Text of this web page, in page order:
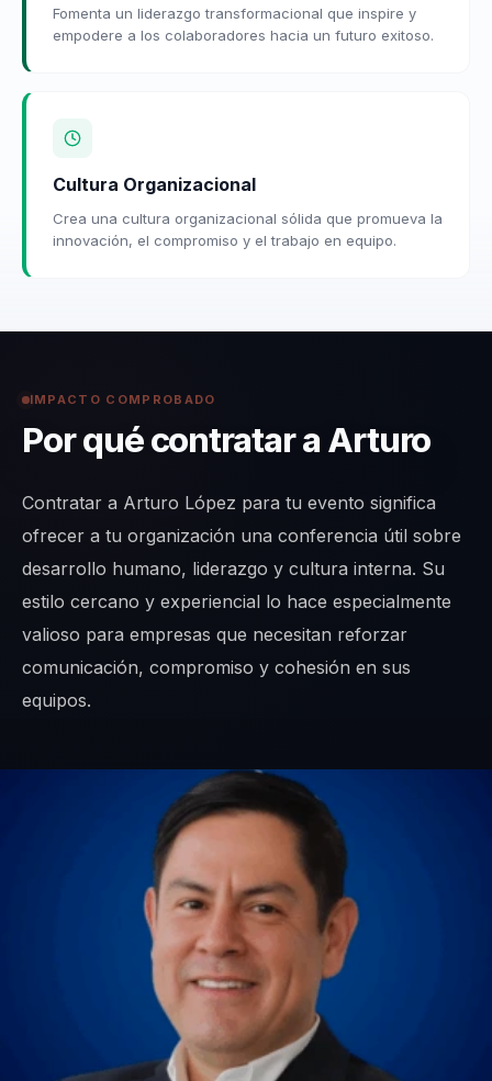
Fomenta un liderazgo transformacional que inspire y
empodere a los colaboradores hacia un futuro exitoso.
Cultura Organizacional
Crea una cultura organizacional sólida que promueva la
innovación, el compromiso y el trabajo en equipo.
IMPACTO COMPROBADO
Por qué contratar a Arturo
Contratar a Arturo López para tu evento significa
ofrecer a tu organización una conferencia útil sobre
desarrollo humano, liderazgo y cultura interna. Su
estilo cercano y experiencial lo hace especialmente
valioso para empresas que necesitan reforzar
comunicación, compromiso y cohesión en sus
equipos.